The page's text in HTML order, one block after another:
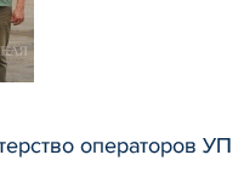
операторов УП